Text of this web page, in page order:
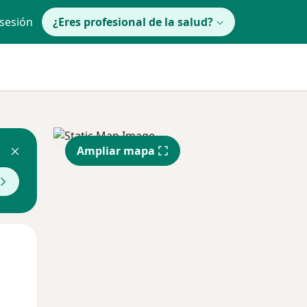
¿Eres profesional de la salud?
Ampliar mapa